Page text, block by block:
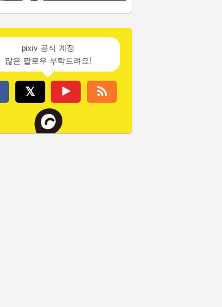
pixiv 공식 계정
많은 팔로우 부탁드려요!